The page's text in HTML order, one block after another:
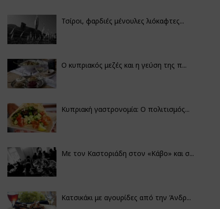
Τσίροι, φαρδιές μένουλες λιόκαφτες...
Ο κυπριακός μεζές και η γεύση της π...
Κυπριακή γαστρονομία: Ο πολιτισμός...
Με τον Καστοριάδη στον «Κάβο» και σ...
Κατσικάκι με αγουρίδες από την Άνδρ...